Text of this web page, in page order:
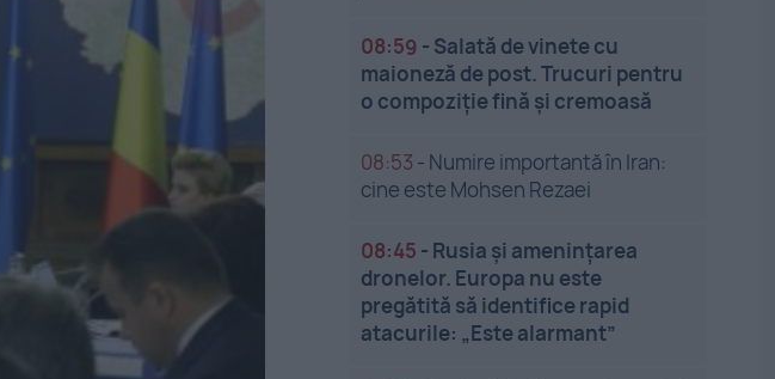
08:59 - Salată de vinete cu
maioneză de post. Trucuri pentru
o compoziție fină și cremoasă
08:53 - Numire importantă în Iran:
cine este Mohsen Rezaei
08:45 - Rusia și amenințarea
dronelor. Europa nu este
pregătită să identifice rapid
atacurile: „Este alarmant”